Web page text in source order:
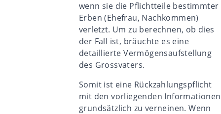
wenn sie die Pflichtteile bestimmter
Erben (Ehefrau, Nachkommen)
verletzt. Um zu berechnen, ob dies
der Fall ist, bräuchte es eine
detaillierte Vermögensaufstellung
des Grossvaters.
Somit ist eine Rückzahlungspflicht
mit den vorliegenden Informationen
grundsätzlich zu verneinen. Wenn